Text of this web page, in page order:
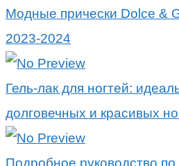
Модные прически Dolce &
2023-2024
Гель-лак для ногтей:
долговечных и красивых
Подробное руководство